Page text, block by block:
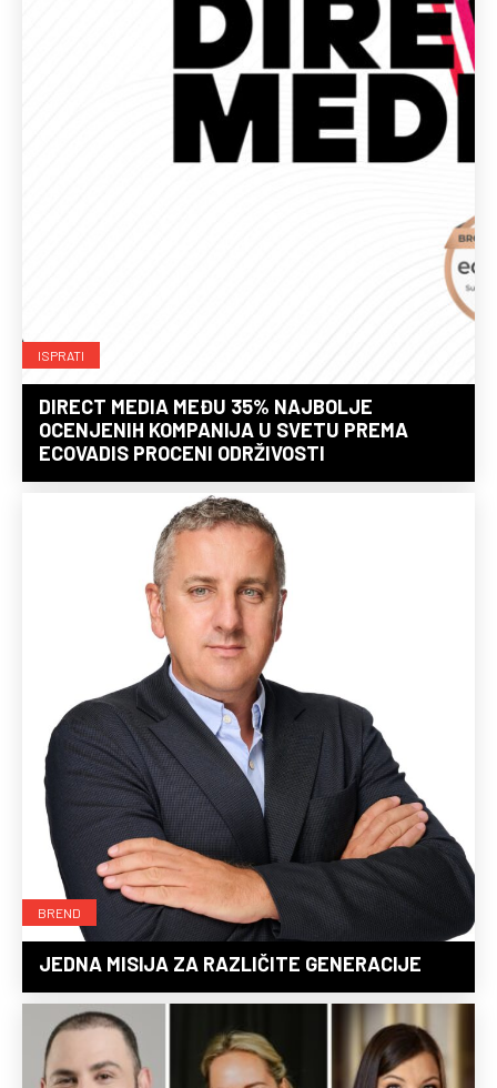
ISPRATI
DIRECT MEDIA MEĐU 35% NAJBOLJE
OCENJENIH KOMPANIJA U SVETU PREMA
ECOVADIS PROCENI ODRŽIVOSTI
BREND
JEDNA MISIJA ZA RAZLIČITE GENERACIJE